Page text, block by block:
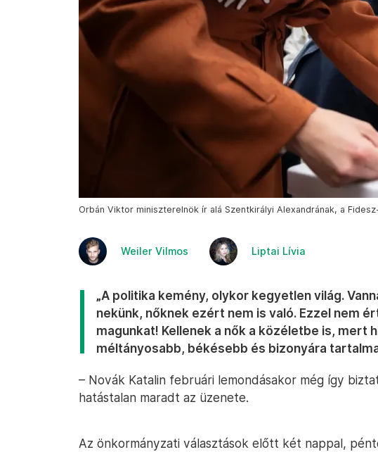
Orbán Viktor miniszterelnök ír alá Szentkirályi Alexandrának, a
Weiler Vilmos Liptai Lívia
„A politika kemény, olykor kegyetlen világ.
nekünk, nőknek ezért nem is való. Ezzel nem
magunkat! Kellenek a nők a közéletbe is, mert
méltányosabb, békésebb és bizonyára
– Novák Katalin februári lemondásakor még így
hatástalan maradt az üzenete.
Az önkormányzati választások előtt két nappal,